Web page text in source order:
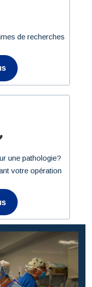
de recherches
une pathologie?
votre opération